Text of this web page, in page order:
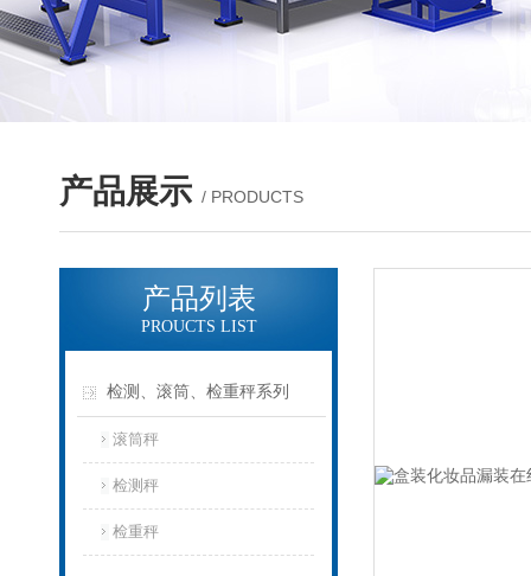
产品展示 / PRODUCTS
产品列表
PROUCTS LIST
检测、滚筒、检重秤系列
滚筒秤
检测秤
检重秤